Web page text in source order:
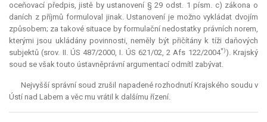
oceňovací předpis, jistě by ustanovení § 29 odst. 1 písm. c) zákona o
daních z příjmů formuloval jinak. Ustanovení je možno vykládat dvojím
způsobem; za takové situace by formulační nedostatky právních norem,
kterými jsou ukládány povinnosti, neměly být přičítány k tíži daňových
subjektů (srov. II. ÚS 487/2000, I. ÚS 621/02, 2 Afs 122/2004*)). Krajský
soud se však touto ústavněprávní argumentací odmítl zabývat.
Nejvyšší správní soud zrušil napadené rozhodnutí Krajského soudu v
Ústí nad Labem a věc mu vrátil k dalšímu řízení.